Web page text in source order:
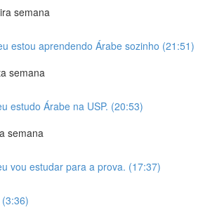
semana
estou aprendendo Árabe sozinho (21:51)
semana
estudo Árabe na USP. (20:53)
semana
vou estudar para a prova. (17:37)